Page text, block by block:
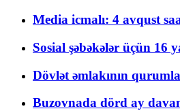
Media icmalı: 4 avqust
Sosial şəbəkələr üçün 16
Dövlət əmlakının
Buzovnada dörd ay